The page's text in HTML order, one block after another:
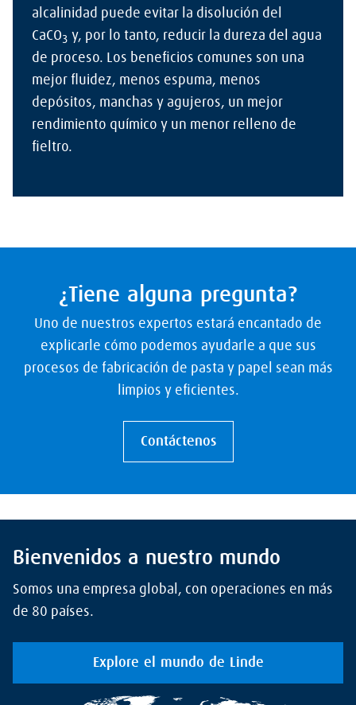
alcalinidad puede evitar la disolución del
CaCO3 y, por lo tanto, reducir la dureza del agua
de proceso. Los beneficios comunes son una
mejor fluidez, menos espuma, menos
depósitos, manchas y agujeros, un mejor
rendimiento químico y un menor relleno de
fieltro.
¿Tiene alguna pregunta?
Uno de nuestros expertos estará encantado de
explicarle cómo podemos ayudarle a que sus
procesos de fabricación de pasta y papel sean más
limpios y eficientes.
Contáctenos
Bienvenidos a nuestro mundo
Somos una empresa global, con operaciones en más
de 80 países.
Explore el mundo de Linde